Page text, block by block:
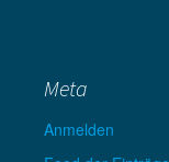
Meta
Anmelden